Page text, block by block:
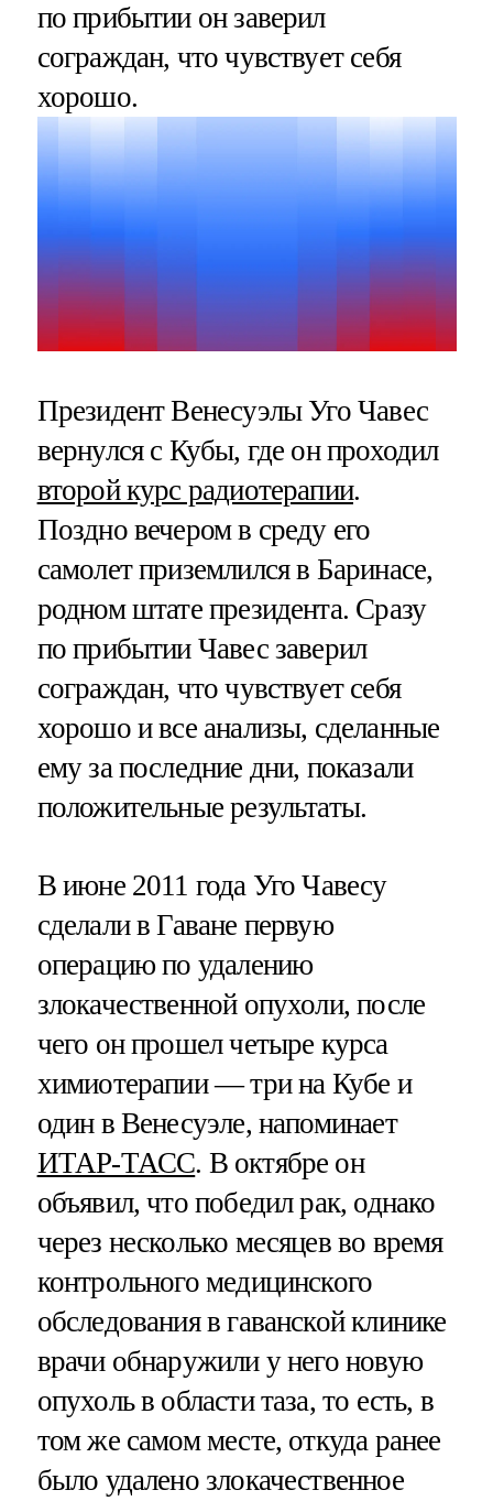
по прибытии он заверил
сограждан, что чувствует себя
хорошо.
Президент Венесуэлы Уго Чавес
вернулся с Кубы, где он проходил
второй курс радиотерапии.
Поздно вечером в среду его
самолет приземлился в Баринасе,
родном штате президента. Сразу
по прибытии Чавес заверил
сограждан, что чувствует себя
хорошо и все анализы, сделанные
ему за последние дни, показали
положительные результаты.
В июне 2011 года Уго Чавесу
сделали в Гаване первую
операцию по удалению
злокачественной опухоли, после
чего он прошел четыре курса
химиотерапии — три на Кубе и
один в Венесуэле, напоминает
ИТАР-ТАСС. В октябре он
объявил, что победил рак, однако
через несколько месяцев во время
контрольного медицинского
обследования в гаванской клинике
врачи обнаружили у него новую
опухоль в области таза, то есть, в
том же самом месте, откуда ранее
было удалено злокачественное